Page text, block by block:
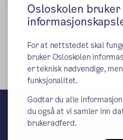
Osloskolen bruker
For at nettstedet skal
bruker Osloskolen
er teknisk nødvendige,
funksjonalitet.
Godtar du alle
du også at vi samler inn
brukeradferd.
Foreløpig godkjenning
MK.pdf
Fyrstikkalleen